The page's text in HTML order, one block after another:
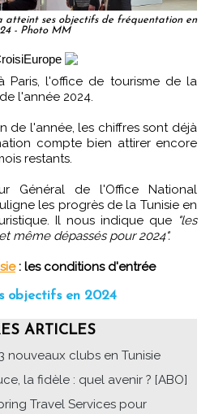
atteint ses objectifs de fréquentation en
- Photo MM
l'année 2024.
de l'année, les chiffres sont déjà
compte bien attirer encore
restants.
Général de l'Office National
les progrès de la Tunisie en
Il nous indique que "les
même dépassés pour 2024".
: les conditions d'entrée
objectifs en 2024
ARTICLES
nouveaux clubs en Tunisie
la fidèle : quel avenir ? [ABO]
Travel Services pour